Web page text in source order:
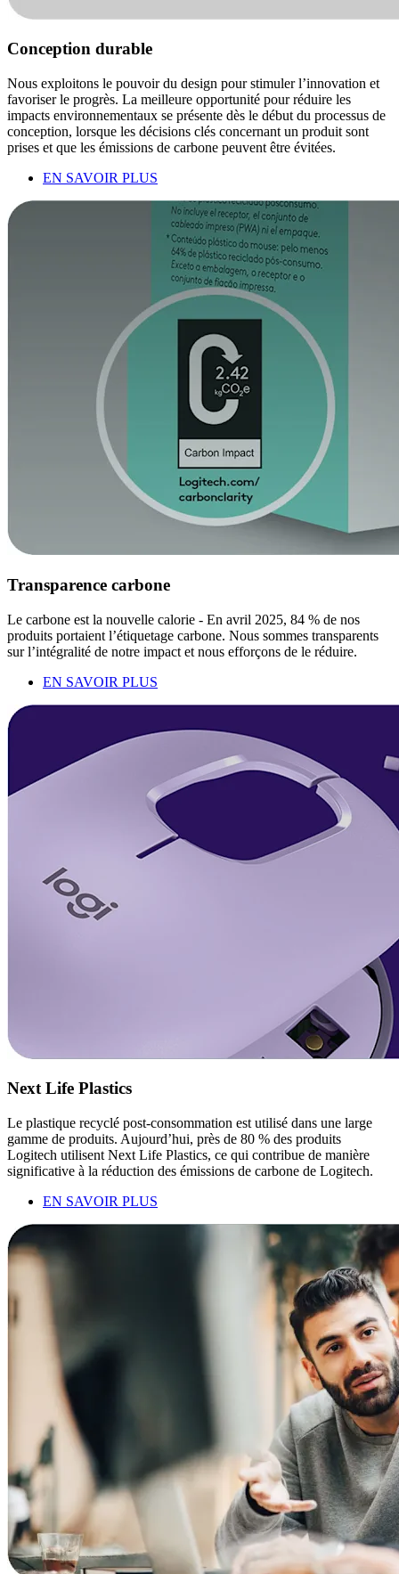
Conception durable
Nous exploitons le pouvoir du design pour stimuler l’innovation et
favoriser le progrès. La meilleure opportunité pour réduire les
impacts environnementaux se présente dès le début du processus de
conception, lorsque les décisions clés concernant un produit sont
prises et que les émissions de carbone peuvent être évitées.
EN SAVOIR PLUS
Transparence carbone
Le carbone est la nouvelle calorie - En avril 2025, 84 % de nos
produits portaient l’étiquetage carbone. Nous sommes transparents
sur l’intégralité de notre impact et nous efforçons de le réduire.
EN SAVOIR PLUS
Next Life Plastics
Le plastique recyclé post-consommation est utilisé dans une large
gamme de produits. Aujourd’hui, près de 80 % des produits
Logitech utilisent Next Life Plastics, ce qui contribue de manière
significative à la réduction des émissions de carbone de Logitech.
EN SAVOIR PLUS